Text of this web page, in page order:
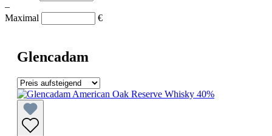
–
Maximal
€
Glencadam